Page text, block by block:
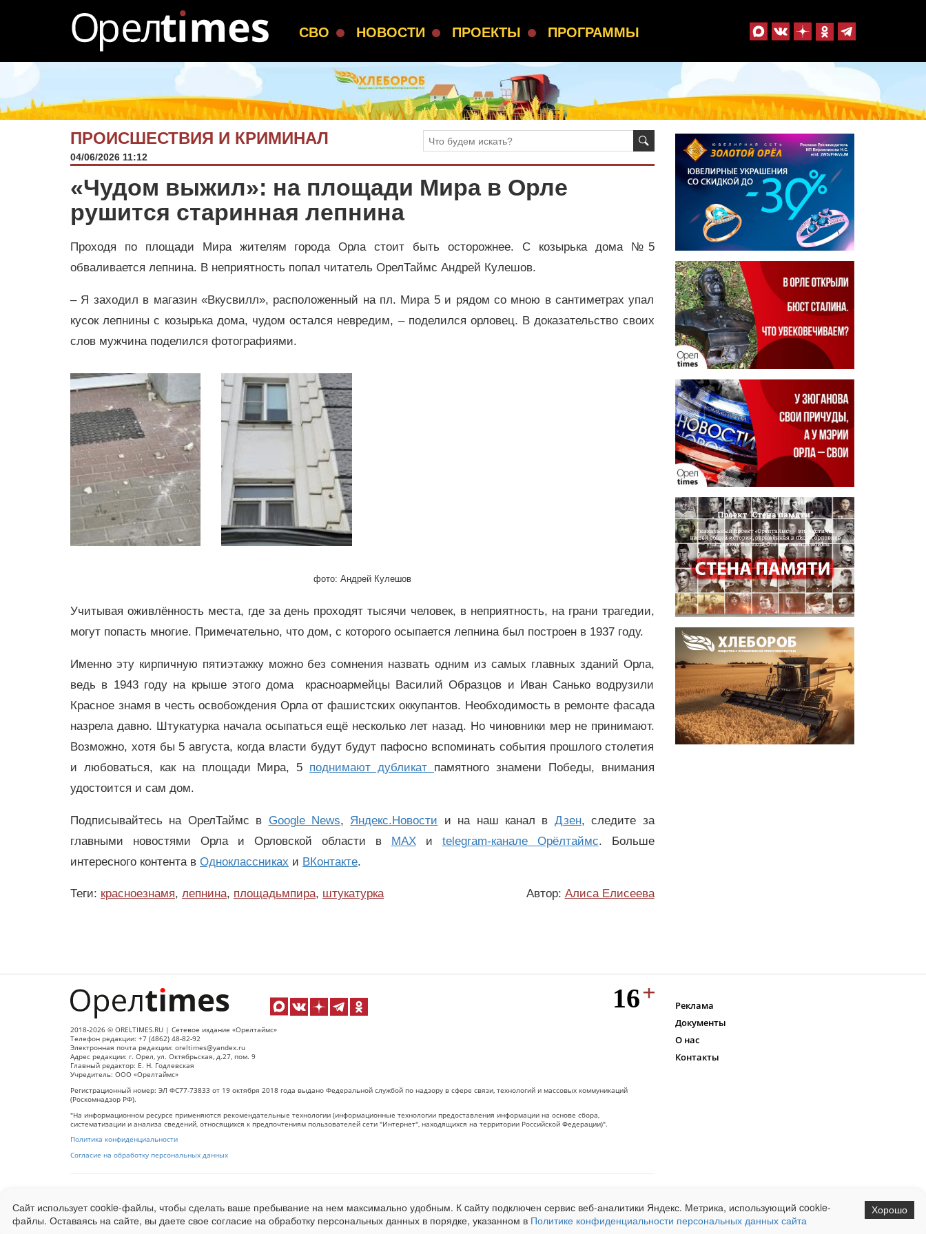
СВО НОВОСТИ ПРОЕКТЫ ПРОГРАММЫ
ПРОИСШЕСТВИЯ И КРИМИНАЛ
04/06/2026 11:12
«Чудом выжил»: на площади Мира в Орле
рушится старинная лепнина
Проходя по площади Мира жителям города Орла стоит быть осторожнее. С козырька дома №5
обваливается лепнина. В неприятность попал читатель ОрелТаймс Андрей Кулешов.
– Я заходил в магазин «Вкусвилл», расположенный на пл. Мира 5 и рядом со мною в сантиметрах упал
кусок лепнины с козырька дома, чудом остался невредим, – поделился орловец. В доказательство своих
слов мужчина поделился фотографиями.
фото: Андрей Кулешов
Учитывая оживлённость места, где за день проходят тысячи человек, в неприятность, на грани трагедии,
могут попасть многие. Примечательно, что дом, с которого осыпается лепнина был построен в 1937 году.
Именно эту кирпичную пятиэтажку можно без сомнения назвать одним из самых главных зданий Орла,
ведь в 1943 году на крыше этого дома красноармейцы Василий Образцов и Иван Санько водрузили
Красное знамя в честь освобождения Орла от фашистских оккупантов. Необходимость в ремонте фасада
назрела давно. Штукатурка начала осыпаться ещё несколько лет назад. Но чиновники мер не принимают.
Возможно, хотя бы 5 августа, когда власти будут будут пафосно вспоминать события прошлого столетия
и любоваться, как на площади Мира, 5 поднимают дубликат памятного знамени Победы, внимания
удостоится и сам дом.
Подписывайтесь на ОрелТаймс в Google News, Яндекс.Новости и на наш канал в Дзен, следите за
главными новостями Орла и Орловской области в MAXи telegram-канале Орёлтаймс. Больше
интересного контента в Одноклассниках и ВКонтакте.
Теги: красноезнамя, лепнина, площадьмпира, штукатурка Автор: Алиса Елисеева
2018-2026 © ORELTIMES.RU | Сетевое издание «Орелтаймс»
Телефон редакции: +7 (4862) 48-82-92
Электронная почта редакции: oreltimes@yandex.ru
Адрес редакции: г. Орел, ул. Октябрьская, д.27, пом. 9
Главный редактор: Е. Н. Годлевская
Учредитель: ООО «Орелтаймс»
Регистрационный номер: ЭЛ ФС77-73833 от 19 октября 2018 года выдано Федеральной службой по надзору в сфере связи, технологий и массовых коммуникаций
(Роскомнадзор РФ).
"На информационном ресурсе применяются рекомендательные технологии (информационные технологии предоставления информации на основе сбора,
систематизации и анализа сведений, относящихся к предпочтениям пользователей сети "Интернет", находящихся на территории Российской Федерации)".
Политика конфиденциальности
Согласие на обработку персональных данных
Ограниченная статистика посещаемости доступна на сайтеLiveinternet.ru . Подробная статистика для рекламодателей по запросу у менеджера.
Реклама
Документы
О нас
Контакты
Сайт использует cookie-файлы, чтобы сделать ваше пребывание на нем максимально удобным. К cайту подключен сервис веб-аналитики Яндекс. Метрика, использующий cookie-
файлы. Оставаясь на сайте, вы даете свое согласие на обработку персональных данных в порядке, указанном в Политике конфиденциальности персональных данных сайта
Хорошо